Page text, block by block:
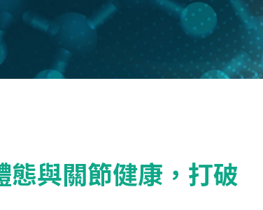
與關節健康，打破